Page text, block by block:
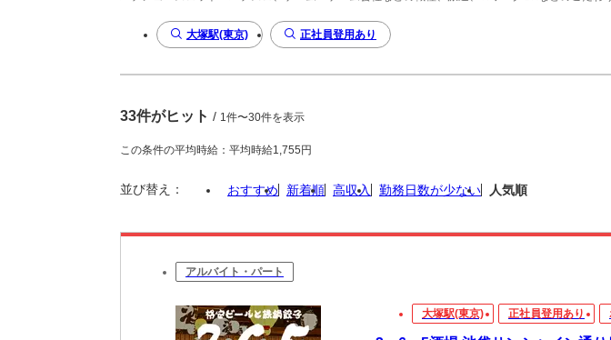
大塚駅(東京) 正社員登用あり
33件がヒット / 1件〜30件を表示
この条件の平均時給：平均時給1,755円
並び替え： おすすめ 新着順 高収入 勤務日数が少ない 人気順
アルバイト・パート
大塚駅(東京) 正社員登用あり